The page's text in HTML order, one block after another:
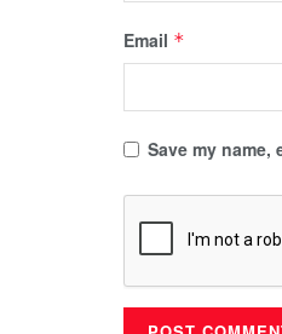
Email *
Save my